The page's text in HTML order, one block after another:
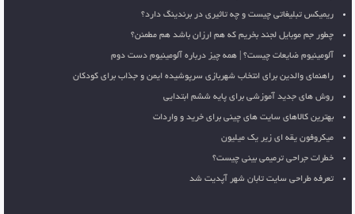
ریمیکس تبلیغاتی چیست و چه تاثیری در برندینگ دارد؟
چطور جم موبایل لجند بخریم که هم ارزان باشد هم مطمئن؟
آلومینیوم ضایعات چیست؟ | همه چیز درباره آلومینیوم دست دوم
راهنمای والدین برای انتخاب شهربازی سرپوشیده ایمن و جذاب برای کودکان
روش های جدید آموزشی برای پایه ششم ابتدایی
بهترین کالاهای سایت های چینی برای خرید و واردات
میکروفون یقه ای زیر یک میلیون
خطرات جراحی ترمیمی بینی چیست؟
تعرفه طراحی سایت تابان شهر آپدیت شد